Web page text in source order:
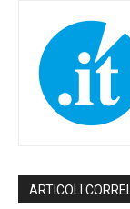
ARTICOLI